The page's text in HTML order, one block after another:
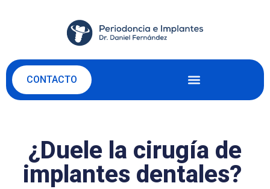
CONTACTO
¿Duele la cirugía de
implantes dentales?